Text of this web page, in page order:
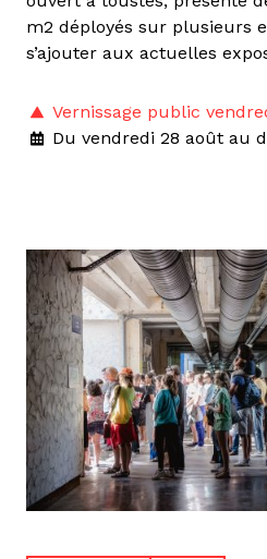
m2 déployés sur plusieurs
s’ajouter aux actuelles
Vernissage public
Du vendredi 28 août au